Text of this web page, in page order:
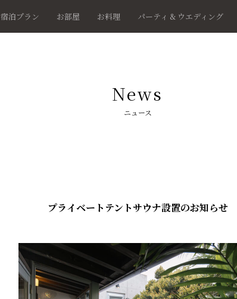
宿泊プラン お部屋 お料理 パーティ & ウエディング
News
ニュース
プライベートテントサウナ設置のお知らせ